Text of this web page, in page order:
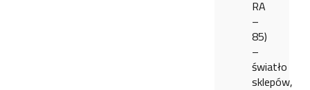
RA
–
85)
–
światło
sklepów,